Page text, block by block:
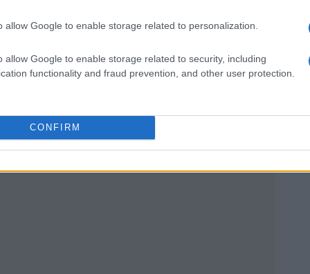
allow Google to enable storage related to personalization.
allow Google to enable storage related to security, including
functionality and fraud prevention, and other user protection.
CONFIRM
di
i residenti in una zona urbana funzionale
anche alle imprese, per le quali sarà considerata
definite dall’
l’elenco delle
la propria idoneità.